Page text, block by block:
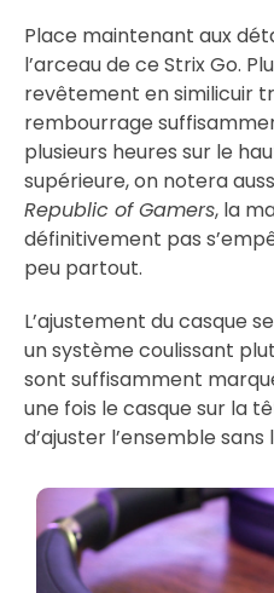
Place maintenant aux
l’arceau de ce Strix Go.
revêtement en similicuir
rembourrage
plusieurs heures sur le
supérieure, on notera
Republic of Gamers, la
définitivement pas
peu partout.
L’ajustement du casque
un système coulissant
sont suffisamment
une fois le casque sur la
d’ajuster l’ensemble